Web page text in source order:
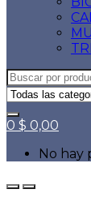
0 $ 0,00
No hay